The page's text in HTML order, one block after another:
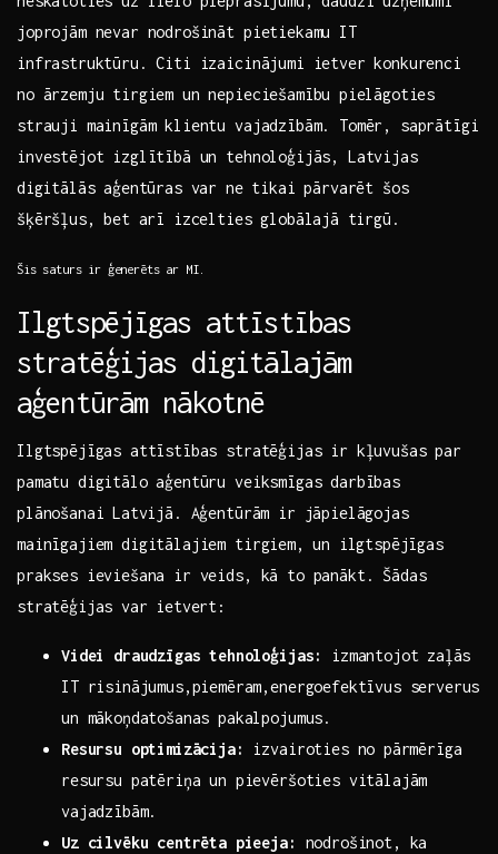
joprojām nevar nodrošināt pietiekamu IT
infrastruktūru. Citi izaicinājumi ietver konkurenci
no ārzemju ‍tirgiem ​un nepieciešamību ⁣pielāgoties
strauji mainīgām klientu vajadzībām. Tomēr, saprātīgi
investējot izglītībā un tehnoloģijās, ‌Latvijas
⁣digitālās aģentūras var⁤ ne tikai pārvarēt ‍šos
šķēršļus, bet⁤ arī izcelties globālajā ⁣tirgū.
Šis saturs ir ģenerēts ar MI.
Ilgtspējīgas⁤ attīstības
stratēģijas⁢ digitālajām
aģentūrām​ nākotnē
Ilgtspējīgas attīstības stratēģijas ir kļuvušas par ​
pamatu ​digitālo aģentūru veiksmīgas darbības ​
plānošanai ⁤Latvijā. Aģentūrām ‌ir jāpielāgojas
mainīgajiem digitālajiem tirgiem,⁣ un⁣ ilgtspējīgas
prakses ieviešana ​ir ​veids, kā to panākt. Šādas ​
stratēģijas ⁤var ietvert:
Videi draudzīgas tehnoloģijas:
izmantojot⁣ zaļās
IT risinājumus,piemēram,energoefektīvus serverus
un mākoņdatošanas pakalpojumus.
Resursu optimizācija:
izvairoties no⁣ pārmērīga
resursu patēriņa un pievēršoties vitālajām
vajadzībām.
Uz cilvēku centrēta pieeja:
nodrošinot, ka